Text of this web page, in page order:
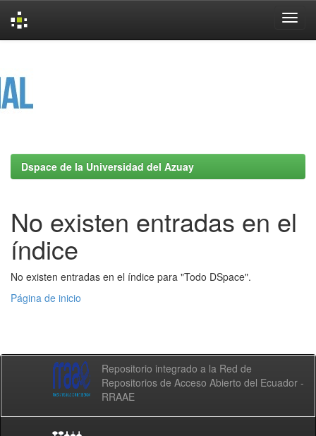
Dspace de la Universidad del Azuay
No existen entradas en el
índice
No existen entradas en el índice para "Todo DSpace".
Página de inicio
Repositorio integrado a la Red de
Repositorios de Acceso Abierto del Ecuador -
RRAAE